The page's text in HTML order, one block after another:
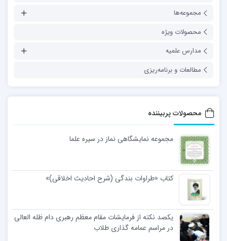
مجموعه‌ها
محصولات ویژه
مدارس علمیه
مطالعات و برنامه‌ریزی
محصولات پربیننده
مجموعه نمایشگاهی نماز در سیره علما
کتاب «طراوات بندگی (شرح احادیث اخلاقی)»
یکصد نکته از فرمایشات مقام معظم رهبری دام ظله العالی
در مراسم عمامه گذاری طلاب